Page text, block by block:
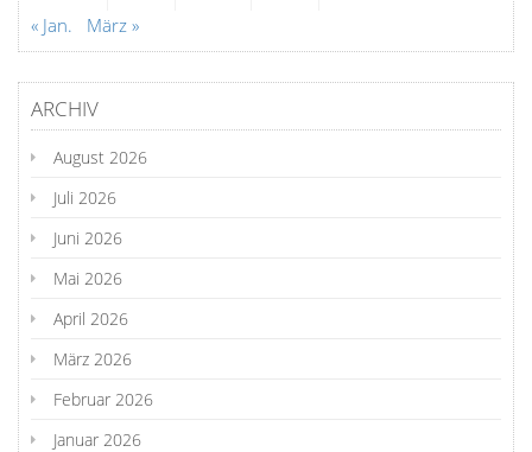
« Jan. März »
ARCHIV
August 2026
Juli 2026
Juni 2026
Mai 2026
April 2026
März 2026
Februar 2026
Januar 2026